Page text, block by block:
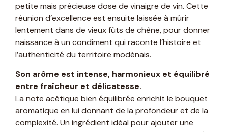
petite mais précieuse dose de vinaigre de vin. Cette
réunion d’excellence est ensuite laissée à mûrir
lentement dans de vieux fûts de chêne, pour donner
naissance à un condiment qui raconte l’histoire et
l’authenticité du territoire modénais.
Son arôme est intense, harmonieux et équilibré
entre fraîcheur et délicatesse.
La note acétique bien équilibrée enrichit le bouquet
aromatique en lui donnant de la profondeur et de la
complexité. Un ingrédient idéal pour ajouter une